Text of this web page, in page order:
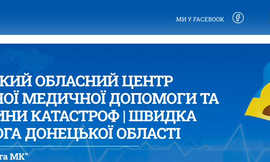
МИ У FACEBOOK
ОБЛАСНИЙ ЦЕНТР
МЕДИЧНОЇ ДОПОМОГИ ТА
КАТАСТРОФ | ШВИДКА
ДОНЕЦЬКОЇ ОБЛАСТІ
МК"